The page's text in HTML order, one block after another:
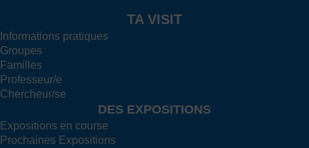
TA VISIT
Informations pratiques
Groupes
Familles
Professeur/e
Chercheur/se
DES EXPOSITIONS
Expositions en course
Prochaines Expositions